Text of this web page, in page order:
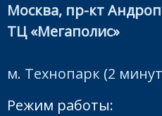
Москва, пр-кт
ТЦ «Мегаполис»
м. Технопарк (2
Режим работы: